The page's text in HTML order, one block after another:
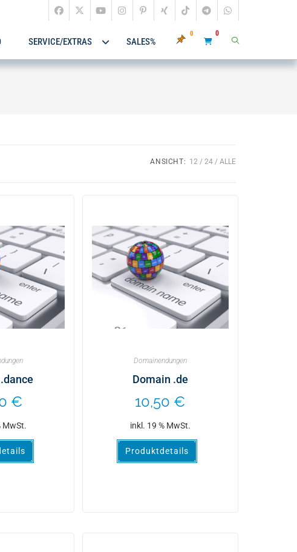
SERVICE/EXTRAS SALES%
0 0
ANSICHT: 12 24 ALLE
€
MwSt.
Domainendungen
Domain .de
10,50 €
inkl. 19 % MwSt.
Produktdetails